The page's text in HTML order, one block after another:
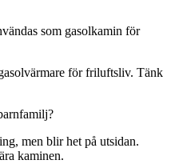
som gasolkamin för
för friluftsliv. Tänk
men blir het på utsidan.
kaminen.